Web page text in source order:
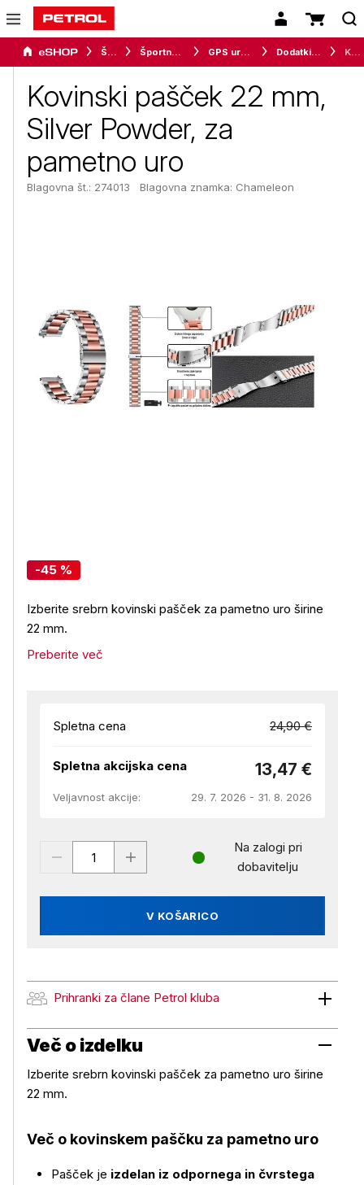
Šport Športna oprema GPS ure in merilci Dodatki za pametne ure
Kovinski pašček 22 mm,
Silver Powder, za
pametno uro
Blagovna št.: 274013 Blagovna znamka: Chameleon
-45 %
Izberite srebrn kovinski pašček za pametno uro širine
22 mm.
Preberite več
Spletna cena 24,90 €
Spletna akcijska cena 13,47 €
Veljavnost akcije: 29. 7. 2026 - 31. 8. 2026
V KOŠARICO
Na zalogi pri
dobavitelju
Prihranki za člane Petrol kluba
Prihranki za člane Petrol kluba
Več o izdelku
Izberite srebrn kovinski pašček za pametno uro širine
22 mm.
Več o kovinskem paščku za pametno uro
Pašček je izdelan iz odpornega in čvrstega